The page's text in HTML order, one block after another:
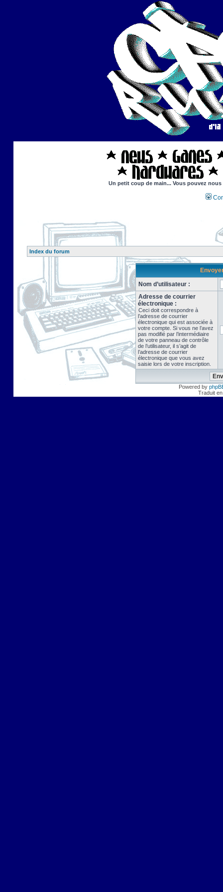
Un petit coup de main... Vous pouvez
Index du forum
Nom d’utilisateur :
Adresse de courrier
électronique :
Ceci doit correspondre à
l’adresse de courrier
électronique qui est associée à
votre compte. Si vous ne l’avez
pas modifié par l’intermédiaire
de votre panneau de contrôle
de l’utilisateur, il s’agit de
l’adresse de courrier
électronique que vous avez
saisie lors de votre inscription.
Powered by
Traduit